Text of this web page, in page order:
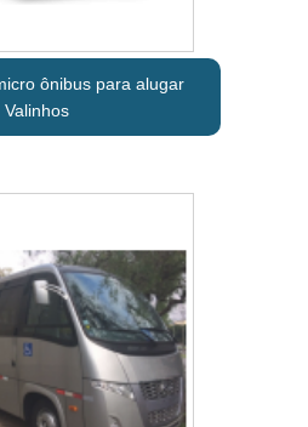
ônibus para alugar
Valinhos